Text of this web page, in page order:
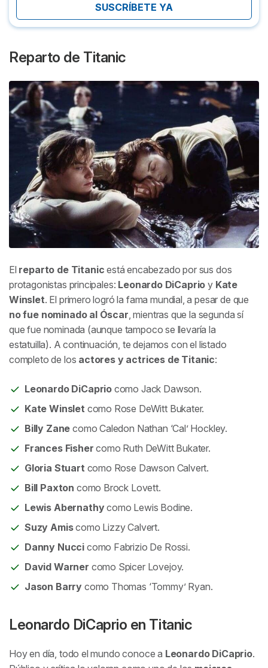
SUSCRÍBETE YA
Reparto de Titanic
El reparto de Titanic está encabezado por sus dos
protagonistas principales: Leonardo DiCaprio y Kate
Winslet. El primero logró la fama mundial, a pesar de que
no fue nominado al Óscar , mientras que la segunda sí
que fue nominada (aunque tampoco se llevaría la
estatuilla). A continuación, te dejamos con el listado
completo de los actores y actrices de Titanic:
Leonardo DiCaprio como Jack Dawson.
Kate Winslet como Rose DeWitt Bukater.
Billy Zane como Caledon Nathan ‘Cal’ Hockley.
Frances Fisher como Ruth DeWitt Bukater.
Gloria Stuart como Rose Dawson Calvert.
Bill Paxton como Brock Lovett.
Lewis Abernathy como Lewis Bodine.
Suzy Amiscomo Lizzy Calvert.
Danny Nucci como Fabrizio De Rossi.
David Warner como Spicer Lovejoy.
Jason Barry como Thomas ‘Tommy’ Ryan.
Leonardo DiCaprio en Titanic
Hoy en día, todo el mundo conoce a Leonardo DiCaprio.